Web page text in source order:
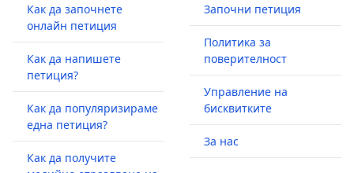
Как да започнете
онлайн петиция
Как да напишете
петиция?
Как да популяризираме
една петиция?
Как да получите
Започни петиция
Политика за
поверителност
Управление на
бисквитките
За нас